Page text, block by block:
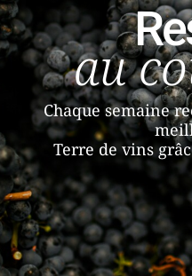
au
Chaque semaine
Terre de vins